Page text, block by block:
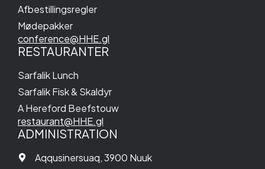
Afbestillingsregler
Mødepakker
conference@HHE.gl
RESTAURANTER
Sarfalik Lunch
Sarfalik Fisk & Skaldyr
A Hereford Beefstouw
restaurant@HHE.gl
ADMINISTRATION
Aqqusinersuaq, 3900 Nuuk